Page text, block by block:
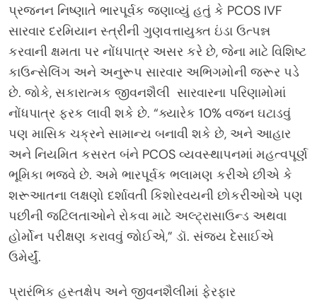
પ્રજનન નિષ્ણાતે ભારપૂર્વક જણાવ્યું હતું કે PCOS IVF
સારવાર દરમિયાન સ્ત્રીની ગુણવત્તાયુક્ત ઇંડા ઉત્પન્ન
કરવાની ક્ષમતા પર નોંધપાત્ર અસર કરે છે, જેના માટે વિશિષ્ટ
કાઉન્સેલિંગ અને અનુરૂપ સારવાર અભિગમોની જરૂર પડે
છે. જોકે, સકારાત્મક જીવનશૈલી સારવારના પરિણામોમાં
નોંધપાત્ર ફરક લાવી શકે છે. “ક્યારેક 10% વજન ઘટાડવું
પણ માસિક ચક્રને સામાન્ય બનાવી શકે છે, અને આહાર
અને નિયમિત કસરત બંને PCOS વ્યવસ્થાપનમાં મહત્વપૂર્ણ
ભૂમિકા ભજવે છે. અમે ભારપૂર્વક ભલામણ કરીએ છીએ કે
શરૂઆતના લક્ષણો દર્શાવતી કિશોરવયની છોકરીઓએ પણ
પછીની જટિલતાઓને રોકવા માટે અલ્ટ્રાસાઉન્ડ અથવા
હોર્મોન પરીક્ષણ કરાવવું જોઈએ,” ડૉ. સંજય દેસાઈએ
ઉમેર્યું.
પ્રારંભિક હસ્તક્ષેપ અને જીવનશૈલીમાં ફેરફાર